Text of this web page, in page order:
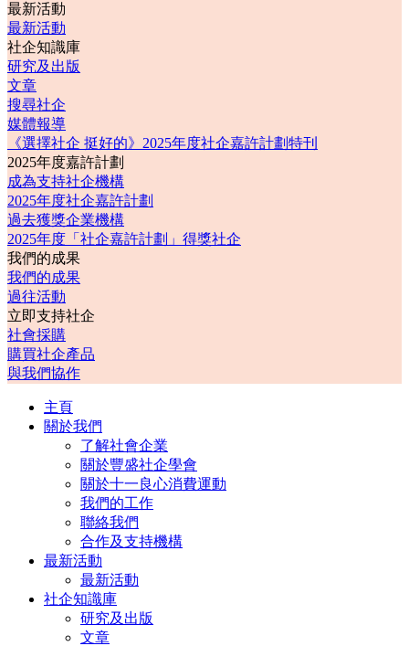
最新活動
最新活動
社企知識庫
研究及出版
文章
搜尋社企
媒體報導
《選擇社企 挺好的》2025年度社企嘉許計劃特刊
2025年度嘉許計劃
成為支持社企機構
2025年度社企嘉許計劃
過去獲獎企業機構
2025年度「社企嘉許計劃」得獎社企
我們的成果
我們的成果
過往活動
立即支持社企
社會採購
購買社企產品
與我們協作
主頁
關於我們
了解社會企業
關於豐盛社企學會
關於十一良心消費運動
我們的工作
聯絡我們
合作及支持機構
最新活動
最新活動
社企知識庫
研究及出版
文章